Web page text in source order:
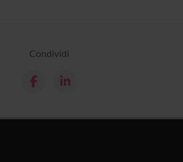
Condividi